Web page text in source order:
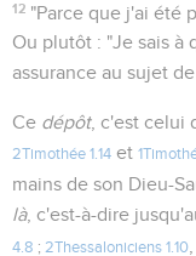
12 "Parce que j'ai été
Ou plutôt : "Je sais à
assurance au sujet
Ce dépôt, c'est celui
2Timothée 1.14 et
mains de son Dieu-
là, c'est-à-dire
4.8 ; 2Thessaloniciens 1.10